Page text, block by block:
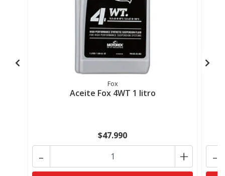
Fox
Aceite Fox 4WT 1 litro
$47.990
+
- -